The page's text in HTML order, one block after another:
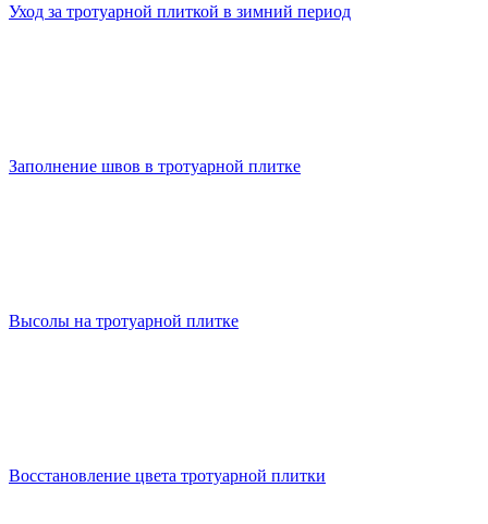
Уход за тротуарной плиткой в зимний период
Заполнение швов в тротуарной плитке
Высолы на тротуарной плитке
Восстановление цвета тротуарной плитки